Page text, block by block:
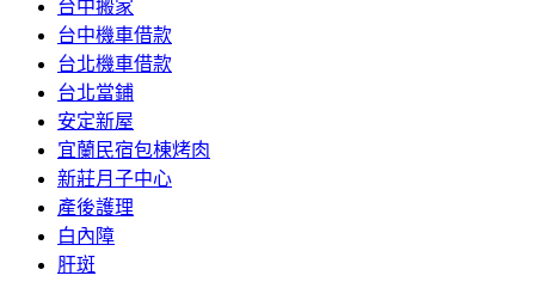
台中搬家
台中機車借款
台北機車借款
台北當鋪
安定新屋
宜蘭民宿包棟烤肉
新莊月子中心
產後護理
白內障
肝斑